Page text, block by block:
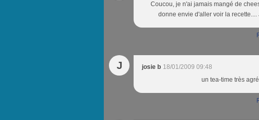
Coucou, je n'ai jamais mangé de
donne envie d'aller voir la
J josie b 18/01/2009 09:48
un tea-time très